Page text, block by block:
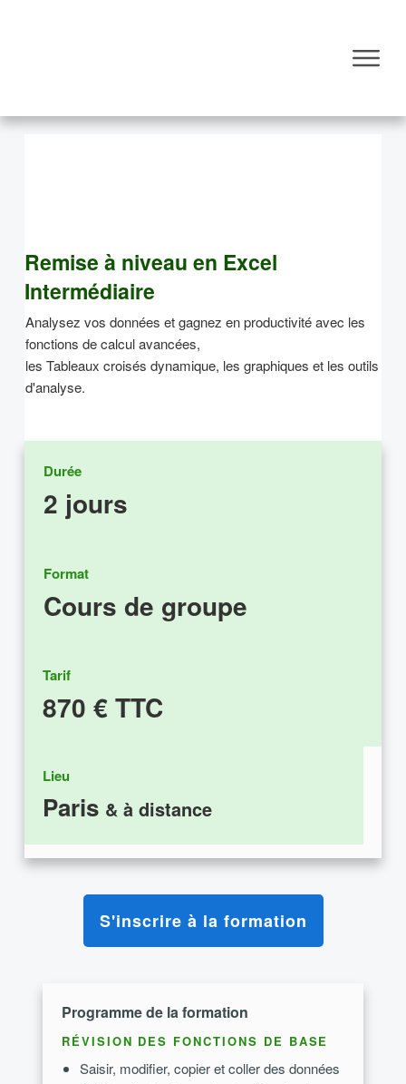
Remise à niveau en Excel
Intermédiaire
Analysez vos données et gagnez en productivité avec les
fonctions de calcul avancées,
les Tableaux croisés dynamique, les graphiques et les outils
d'analyse.
Durée
2 jours
Format
Cours de groupe
Tarif
870 € TTC
Lieu
Paris & à distance
S'inscrire à la formation
Programme de la formation
RÉVISION DES FONCTIONS DE BASE
Saisir, modifier, copier et coller des données